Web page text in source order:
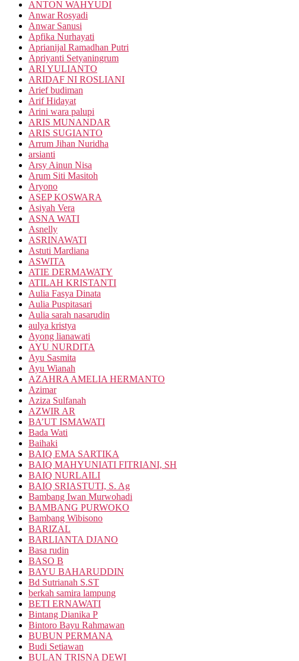
ANTON WAHYUDI
Anwar Rosyadi
Anwar Sanusi
Apfika Nurhayati
Aprianijal Ramadhan Putri
Apriyanti Setyaningrum
ARI YULIANTO
ARIDAF NI ROSLIANI
Arief budiman
Arif Hidayat
Arini wara palupi
ARIS MUNANDAR
ARIS SUGIANTO
Arrum Jihan Nuridha
arsianti
Arsy Ainun Nisa
Arum Siti Masitoh
Aryono
ASEP KOSWARA
Asiyah Vera
ASNA WATI
Asnelly
ASRINAWATI
Astuti Mardiana
ASWITA
ATIE DERMAWATY
ATILAH KRISTANTI
Aulia Fasya Dinata
Aulia Puspitasari
Aulia sarah nasarudin
aulya kristya
Ayong lianawati
AYU NURDITA
Ayu Sasmita
Ayu Wianah
AZAHRA AMELIA HERMANTO
Azimar
Aziza Sulfanah
AZWIR AR
BA’UT ISMAWATI
Bada Wati
Baihaki
BAIQ EMA SARTIKA
BAIQ MAHYUNIATI FITRIANI, SH
BAIQ NURLAILI
BAIQ SRIASTUTI, S. Ag
Bambang Iwan Murwohadi
BAMBANG PURWOKO
Bambang Wibisono
BARIZAL
BARLIANTA DJANO
Basa rudin
BASO B
BAYU BAHARUDDIN
Bd Sutrianah S.ST
berkah samira lampung
BETI ERNAWATI
Bintang Dianika P
Bintoro Bayu Rahmawan
BUBUN PERMANA
Budi Setiawan
BULAN TRISNA DEWI